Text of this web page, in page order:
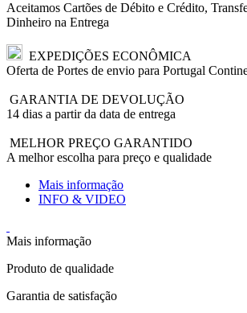
Aceitamos Cartões de Débito e Crédito,
Dinheiro na Entrega
EXPEDIÇÕES ECONÔMICA
Oferta de Portes de envio para Portugal
GARANTIA DE DEVOLUÇÃO
14 dias a partir da data de entrega
MELHOR PREÇO GARANTIDO
A melhor escolha para preço e qualidade
Mais informação
INFO & VIDEO
Mais informação
Produto de qualidade
Garantia de satisfação